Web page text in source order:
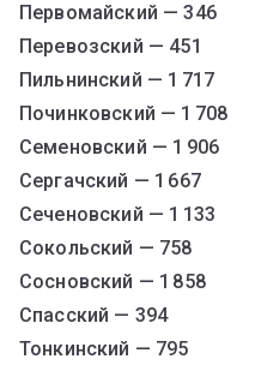
Первомайский — 346
Перевозский — 451
Пильнинский — 1 717
Починковский — 1 708
Семеновский — 1 906
Сергачский — 1 667
Сеченовский — 1 133
Сокольский — 758
Сосновский — 1 858
Спасский — 394
Тонкинский — 795